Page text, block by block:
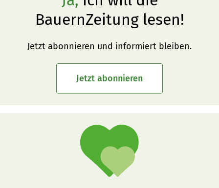
BauernZeitung lesen!
Jetzt abonnieren und informiert bleiben.
Jetzt abonnieren